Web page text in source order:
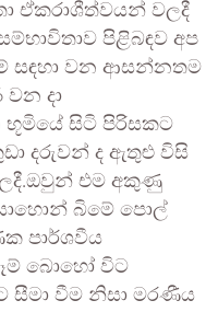
ඒකරාශීත්වයන් වලදී
පිළිබඳව අප
සඳහා වන ආසන්නතම
දා
භූමියේ සිටි පිරිසකට
දරුවන් ද ඇතුළු විසි
එම අකුණු
බිමේ පොල්
පාර්ශවීය
බොහෝ විට
සීමා වීම නිසා මරණීය